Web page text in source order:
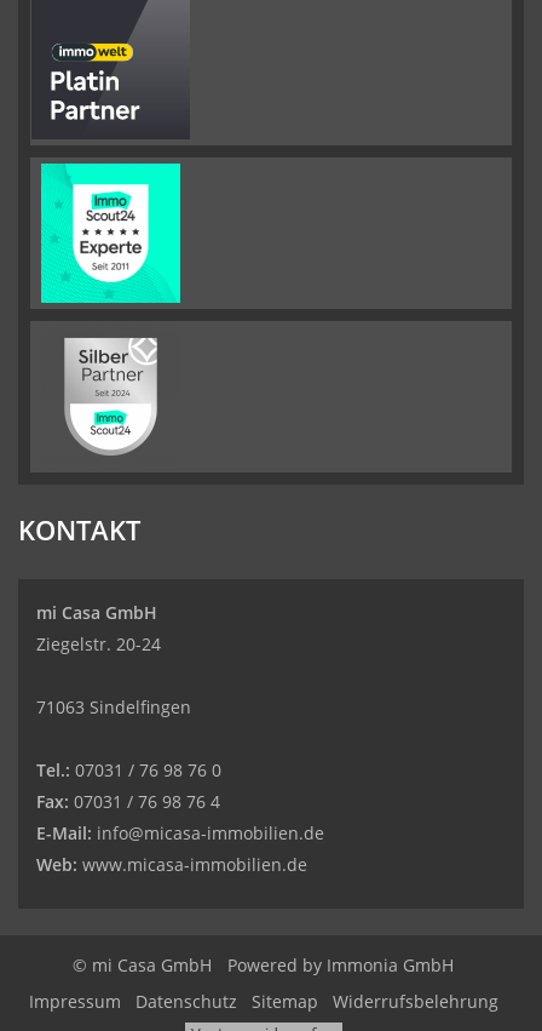
KONTAKT
mi Casa GmbH
Ziegelstr. 20-24
71063 Sindelfingen
Tel.: 07031 / 76 98 76 0
Fax: 07031 / 76 98 76 4
E-Mail: info@micasa-immobilien.de
Web: www.micasa-immobilien.de
© mi Casa GmbH Powered by Immonia GmbH
Impressum
Datenschutz Sitemap Widerrufsbelehrung